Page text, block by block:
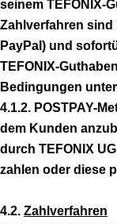
seinem TEFONIX-
Zahlverfahren sind
PayPal) und
TEFONIX-
Bedingungen
4.1.2. POSTPAY-
dem Kunden
durch TEFONIX
zahlen oder diese
4.2. Zahlverfahren